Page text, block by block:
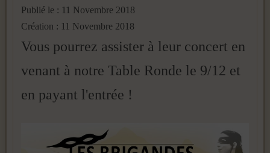
Publié le : 11 Novembre 2018
Création : 11 Novembre 2018
Vous pourrez assister à leur concert en
venant à notre Table Ronde le 9/12 et
en payant l'entrée !